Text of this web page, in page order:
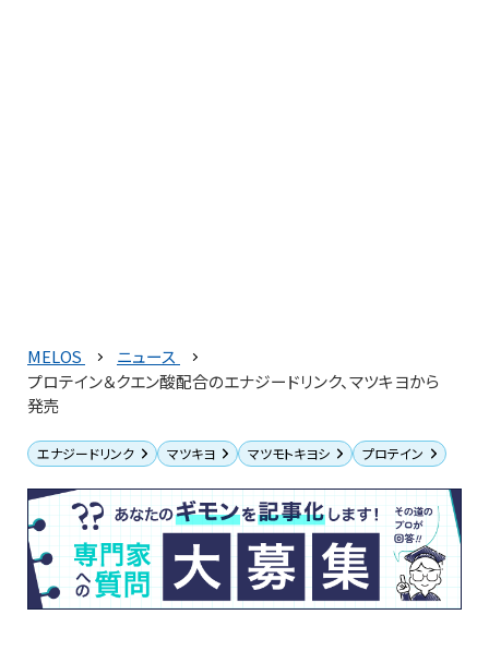
MELOS
ニュース
プロテイン＆クエン酸配合のエナジードリンク、マツキヨから
発売
エナジードリンク マツキヨ マツモトキヨシ プロテイン